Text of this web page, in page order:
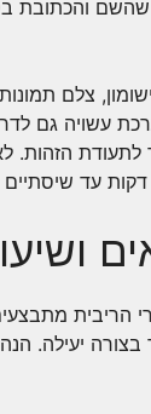
שהשם והכתובת ב
צלם
עשויה גם
הזהות.
עד שיסתיים
הריבית
בצורה יעילה.